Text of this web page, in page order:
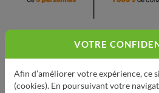
VOTRE
Afin d’améliorer votre expérience, ce
(cookies). En poursuivant votre